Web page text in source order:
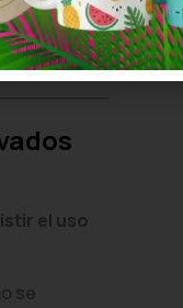
original
el uso
se